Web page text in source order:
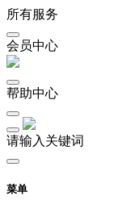
所有服务
会员中心
帮助中心
请输入关键词
菜单